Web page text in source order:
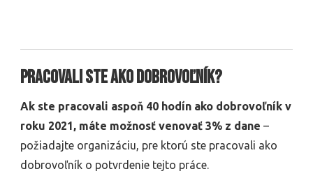
Pracovali ste ako dobrovoľník?
Ak ste pracovali aspoň 40 hodín ako dobrovoľník v
roku 2021, máte možnosť venovať 3% z dane –
požiadajte organizáciu, pre ktorú ste pracovali ako
dobrovoľník o potvrdenie tejto práce.